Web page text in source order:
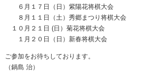
６月１７日（日）紫陽花将棋大会
８月１１日（土）秀郷まつり将棋大会
１０月２１日 (日）菊花将棋大会
１月２０日（日）新春将棋大会
ご参加をお待ちしております。
（鍋島 治）